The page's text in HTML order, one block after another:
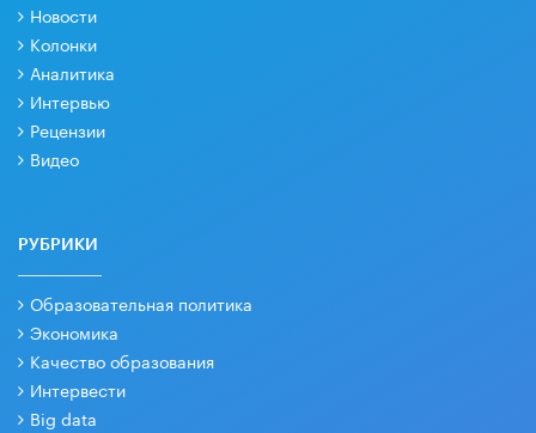
Новости
Колонки
Аналитика
Интервью
Рецензии
Видео
РУБРИКИ
Образовательная политика
Экономика
Качество образования
Интервести
Big data